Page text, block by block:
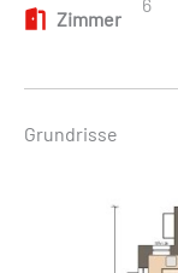
Zimmer
Grundrisse